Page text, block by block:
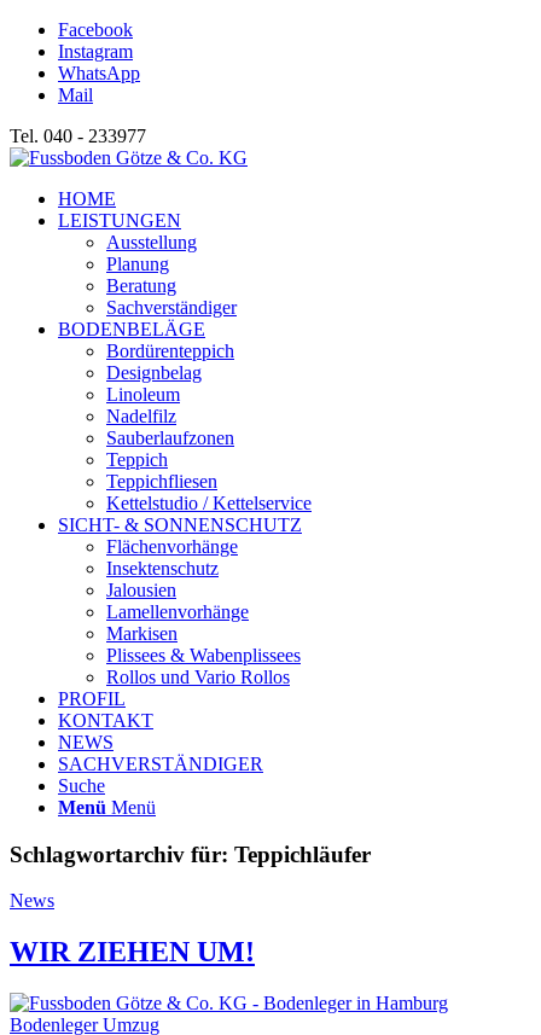
Facebook
Instagram
WhatsApp
Mail
Tel. 040 - 233977
HOME
LEISTUNGEN
Ausstellung
Planung
Beratung
Sachverständiger
BODENBELÄGE
Bordürenteppich
Designbelag
Linoleum
Nadelfilz
Sauberlaufzonen
Teppich
Teppichfliesen
Kettelstudio / Kettelservice
SICHT- & SONNENSCHUTZ
Flächenvorhänge
Insektenschutz
Jalousien
Lamellenvorhänge
Markisen
Plissees & Wabenplissees
Rollos und Vario Rollos
PROFIL
KONTAKT
NEWS
SACHVERSTÄNDIGER
Suche
Menü Menü
Schlagwortarchiv für: Teppichläufer
News
WIR ZIEHEN UM!